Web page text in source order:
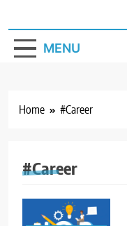
MENU
Home #Career
#Career